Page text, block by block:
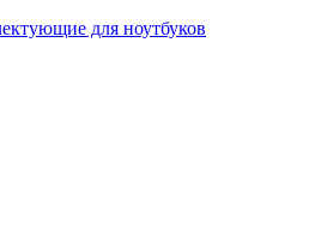
для ноутбуков